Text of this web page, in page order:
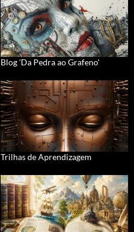
Blog 'Da Pedra ao Grafeno'
Trilhas de Aprendizagem